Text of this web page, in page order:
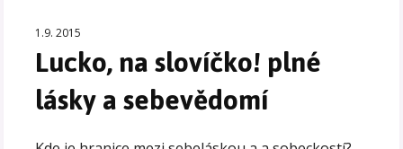
1.9. 2015
Lucko, na slovíčko! plné
lásky a sebevědomí